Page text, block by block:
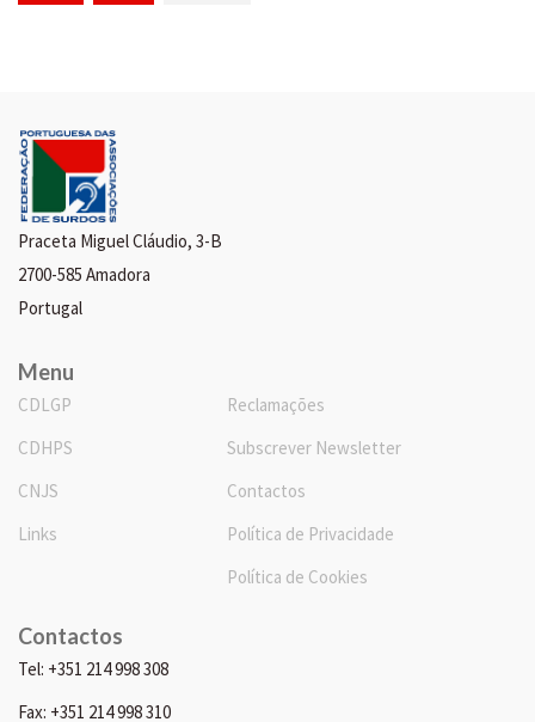
Praceta Miguel Cláudio, 3-B
2700-585 Amadora
Portugal
Menu
CDLGP
CDHPS
CNJS
Links
Reclamações
Subscrever Newsletter
Contactos
Política de Privacidade
Política de Cookies
Contactos
Tel: +351 214 998 308
Fax: +351 214 998 310